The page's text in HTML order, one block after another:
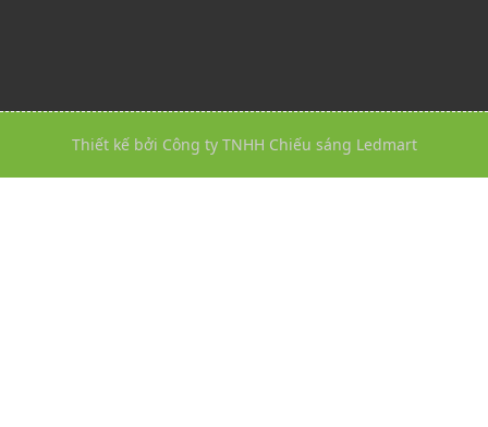
Thiết kế bởi Công ty TNHH Chiếu sáng Ledmart